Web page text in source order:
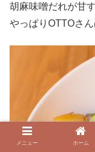
胡麻味噌だれが甘
やっぱりOTTOさ
メニュー ホーム